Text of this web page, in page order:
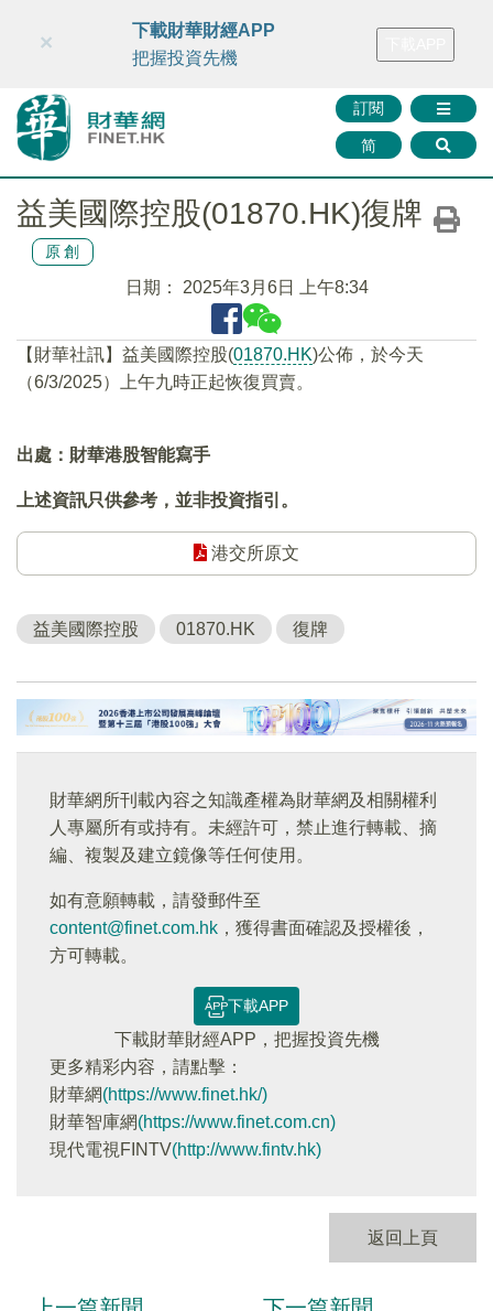
財華智庫網 FINTV FINMETA 財華證券 媒體矩陣
訂閱
简
×
下載財華財經APP
把握投資先機
益美國際控股(01870.HK)復牌
原創
日期： 2025年3月6日 上午8:34
【財華社訊】益美國際控股(01870.HK)公佈，於今天
（6/3/2025）上午九時正起恢復買賣。
出處：財華港股智能寫手
上述資訊只供參考，並非投資指引。
港交所原文
益美國際控股 01870.HK 復牌
財華網所刊載內容之知識產權為財華網及相關權利
人專屬所有或持有。未經許可，禁止進行轉載、摘
編、複製及建立鏡像等任何使用。
如有意願轉載，請發郵件至
content@finet.com.hk ，獲得書面確認及授權後，
方可轉載。
下載APP
下載財華財經APP，把握投資先機
更多精彩内容，請點擊：
財華網(https://www.finet.hk/)
財華智庫網(https://www.finet.com.cn)
現代電視FINTV(http://www.fintv.hk)
返回上頁